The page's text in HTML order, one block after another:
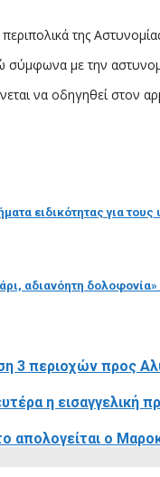
της
με την
να οδηγηθεί στον
ειδικότητας για
αδιανόητη
3 περιοχών προς
η εισαγγελική
απολογείται ο